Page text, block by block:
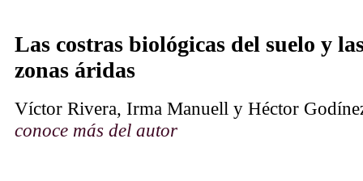
Las costras biológicas del suelo y
zonas áridas
Víctor Rivera, Irma Manuell y Héctor
conoce más del autor